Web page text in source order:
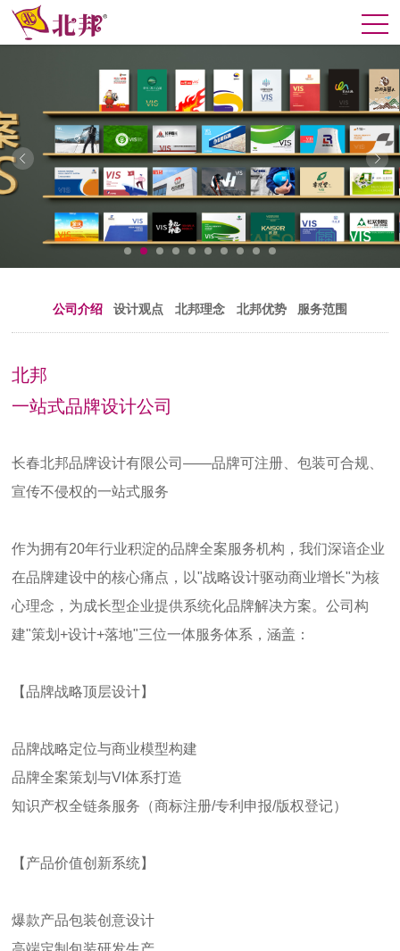
公司介绍 设计观点 北邦理念 北邦优势 服务范围
北邦
一站式品牌设计公司
长春北邦品牌设计有限公司——品牌可注册、包装可合规、
宣传不侵权的一站式服务
作为拥有20年行业积淀的品牌全案服务机构，我们深谙企业
在品牌建设中的核心痛点，以"战略设计驱动商业增长"为核
心理念，为成长型企业提供系统化品牌解决方案。公司构
建"策划+设计+落地"三位一体服务体系，涵盖：
【品牌战略顶层设计】
品牌战略定位与商业模型构建
品牌全案策划与VI体系打造
知识产权全链条服务（商标注册/专利申报/版权登记）
【产品价值创新系统】
爆款产品包装创意设计